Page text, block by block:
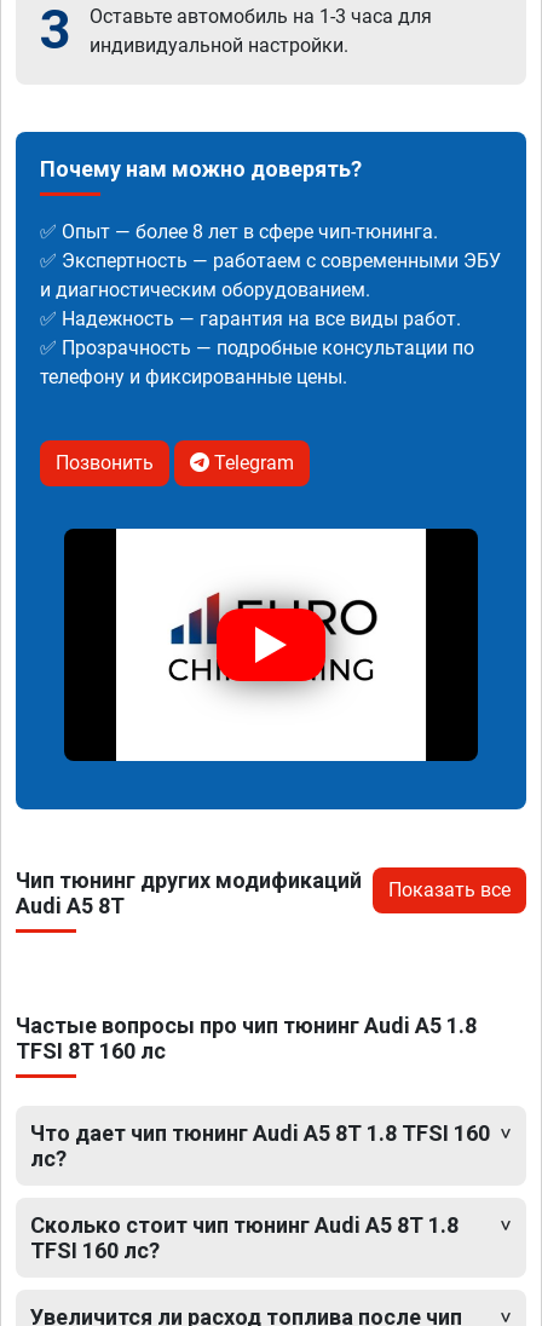
3
Оставьте автомобиль на 1-3 часа для
индивидуальной настройки.
Почему нам можно доверять?
✅ Опыт — более 8 лет в сфере чип-тюнинга.
✅ Экспертность — работаем с современными ЭБУ
и диагностическим оборудованием.
✅ Надежность — гарантия на все виды работ.
✅ Прозрачность — подробные консультации по
телефону и фиксированные цены.
Позвонить Telegram
Чип тюнинг других модификаций
Audi A5 8T
Показать все
Частые вопросы про чип тюнинг Audi A5 1.8
TFSI 8T 160 лс
Что дает чип тюнинг Audi A5 8T 1.8 TFSI 160
лс?
Сколько стоит чип тюнинг Audi A5 8T 1.8
TFSI 160 лс?
Увеличится ли расход топлива после чип